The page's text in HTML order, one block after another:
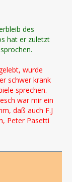
des
hat er zuletzt
wurde
schwer krank
sprechen.
war mir ein
daß auch F.J
Peter Pasetti